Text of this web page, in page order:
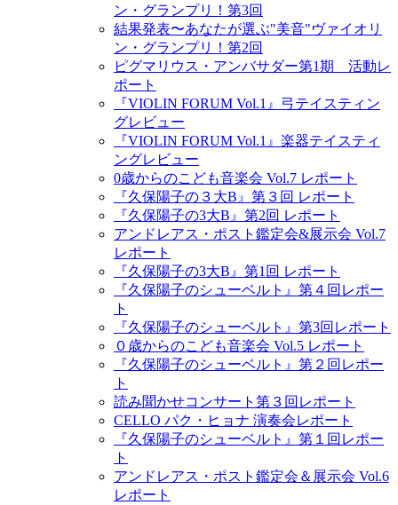
ン・グランプリ！第3回
結果発表〜あなたが選ぶ"美音"ヴァイオリ
ン・グランプリ！第2回
ピグマリウス・アンバサダー第1期 活動レ
ポート
『VIOLIN FORUM Vol.1』弓テイスティン
グレビュー
『VIOLIN FORUM Vol.1』楽器テイスティ
ングレビュー
0歳からのこども音楽会 Vol.7 レポート
『久保陽子の３大B』第３回 レポート
『久保陽子の3大B』第2回 レポート
アンドレアス・ポスト鑑定会&展示会 Vol.7
レポート
『久保陽子の3大B』第1回 レポート
『久保陽子のシューベルト』第４回レポー
ト
『久保陽子のシューベルト』第3回レポート
０歳からのこども音楽会 Vol.5 レポート
『久保陽子のシューベルト』第２回レポー
ト
読み聞かせコンサート第３回レポート
CELLO パク・ヒョナ 演奏会レポート
『久保陽子のシューベルト』第１回レポー
ト
アンドレアス・ポスト鑑定会＆展示会 Vol.6
レポート